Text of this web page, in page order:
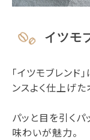
イツモ
「イツモブレンド
ンスよく仕上げた
パッと目を引く
味わいが魅力。